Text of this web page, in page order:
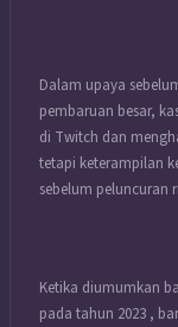
Dalam upaya
pembaruan besar,
di Twitch dan
tetapi keterampilan
sebelum peluncuran
Ketika diumumkan
pada tahun 2023 ,